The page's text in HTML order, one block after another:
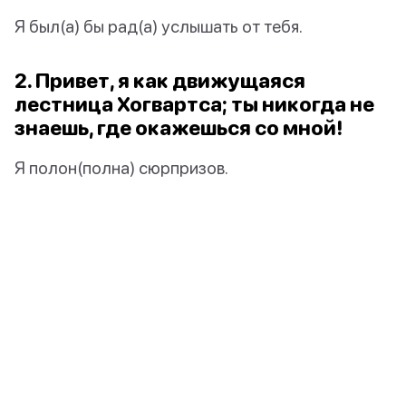
Я был(а) бы рад(а) услышать от тебя.
2. Привет, я как движущаяся
лестница Хогвартса; ты никогда не
знаешь, где окажешься со мной!
Я полон(полна) сюрпризов.